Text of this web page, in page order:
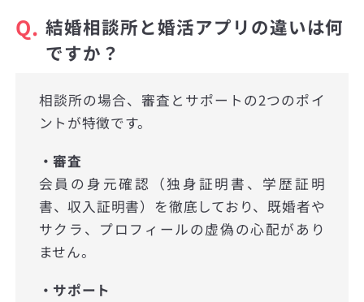
Q. 結婚相談所と婚活アプリの違いは何
ですか？
相談所の場合、審査とサポートの2つのポイ
ントが特徴です。
・審査
会員の身元確認（独身証明書、学歴証明
書、収入証明書）を徹底しており、既婚者や
サクラ、プロフィールの虚偽の心配があり
ません。
・サポート